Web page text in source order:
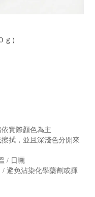
）
實際顏色為主
拭，並且深淺色分開來
/ 日曬
避免沾染化學藥劑或揮